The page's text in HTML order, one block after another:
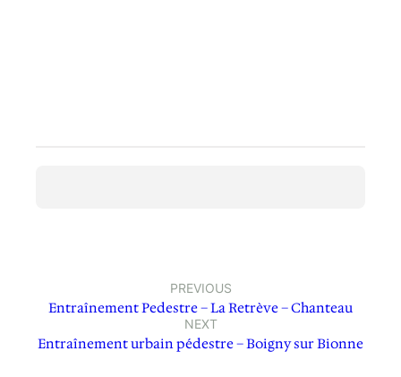
PREVIOUS
Entraînement Pedestre – La Retrève – Chanteau
NEXT
Entraînement urbain pédestre – Boigny sur Bionne